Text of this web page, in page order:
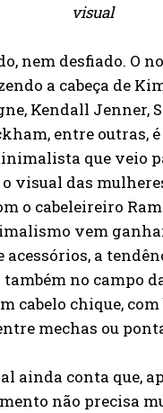
visual
nem desfiado. O
a cabeça de
Kendall Jenner,
entre outras,
que veio
visual das
o cabeleireiro
vem
acessórios, a
no campo da
cabelo chique, com
mechas ou
ainda conta que,
não precisa